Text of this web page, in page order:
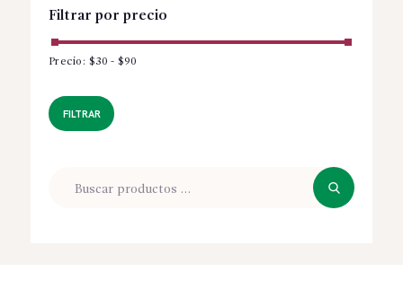
Filtrar por precio
FILTRAR
Precio: $30 - $90